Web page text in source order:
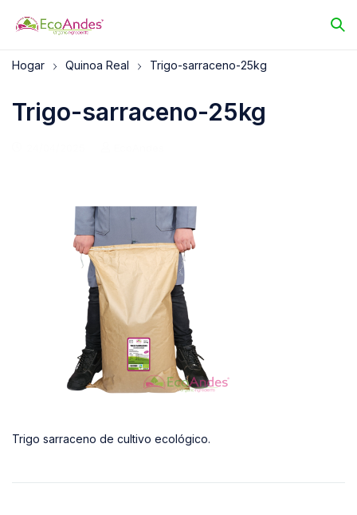
Hogar Quinoa Real Trigo-sarraceno-25kg
Trigo-sarraceno-25kg
Trigo sarraceno de cultivo ecológico.